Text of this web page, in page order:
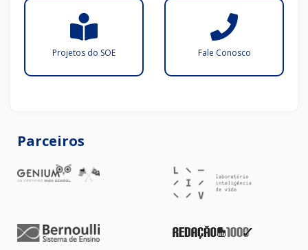
Projetos do SOE Fale Conosco
Parceiros